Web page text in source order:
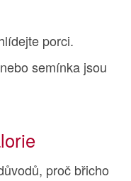
porci.
semínka jsou
proč břicho